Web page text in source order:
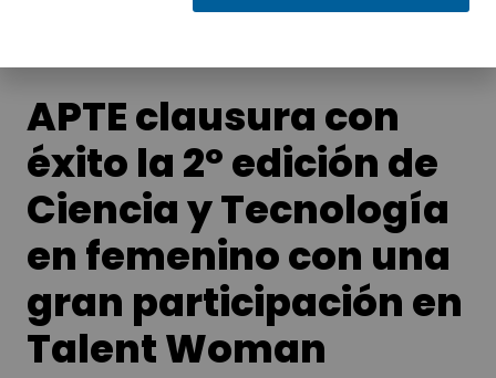
APTE clausura con
éxito la 2º edición de
Ciencia y Tecnología
en femenino con una
gran participación en
Talent Woman